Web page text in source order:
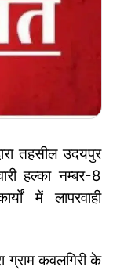
तहसील उदयपुर
हल्का नम्बर-8
में लापरवाही
ग्राम कवलगिरी के